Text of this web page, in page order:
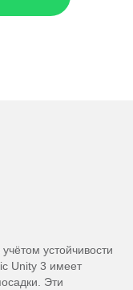
устойчивости
Unity 3 имеет
Эти